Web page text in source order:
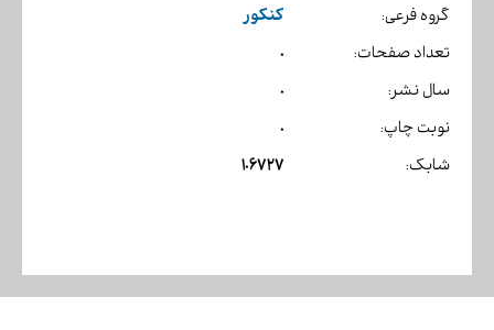
گروه فرعی: کنکور
تعداد صفحات: 0
سال نشر: 0
نوبت چاپ: 0
شابک: 106727